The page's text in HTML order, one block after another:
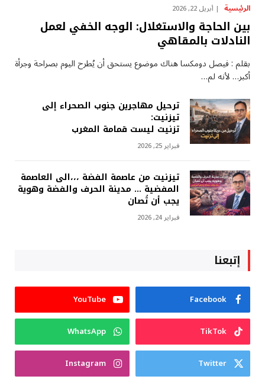
الرئيسية أبريل 22, 2026
بين الحاجة والاستغلال: الوجه الخفي لعمل
النادلات بالمقاهي
بقلم : فيصل دومكسا هناك موضوع يستحق أن يُطرح اليوم بصراحة وجرأة
أكبر… لأنه لم…
ترحيل مهاجرين جنوب الصحراء إلى
تيزنيت:
تزنيت ليست قمامة المغرب
فبراير 25, 2026
تيزنيت من عاصمة الفضة ،،،الى العاصمة
المفضية … مدينة الحرف والفضة وهوية
يجب أن تُصان
فبراير 24, 2026
إتبعنا
Facebook
YouTube
TikTok
WhatsApp
Twitter
Instagram